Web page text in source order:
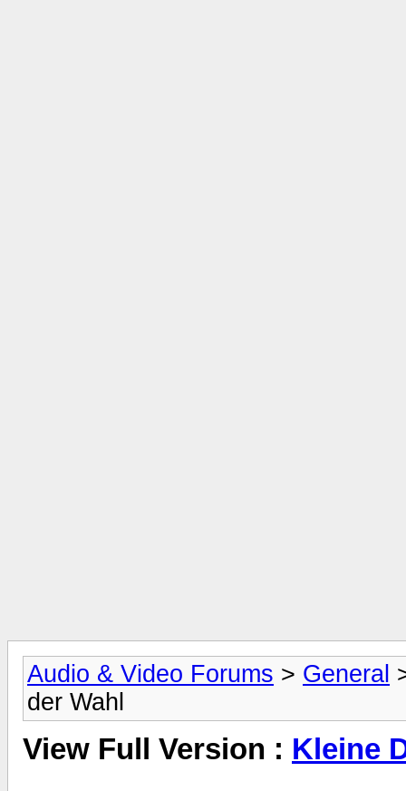
Audio & Video Forums > General
der Wahl
View Full Version : Kleine